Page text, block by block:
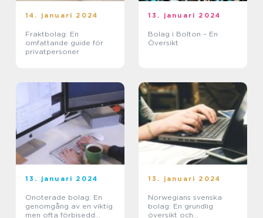
14. januari 2024
Fraktbolag: En
omfattande guide för
privatpersoner
13. januari 2024
Bolag i Bolton – En
Översikt
13. januari 2024
Onoterade bolag: En
genomgång av en viktig
men ofta förbisedd
13. januari 2024
Norwegians svenska
bolag: En grundlig
översikt och